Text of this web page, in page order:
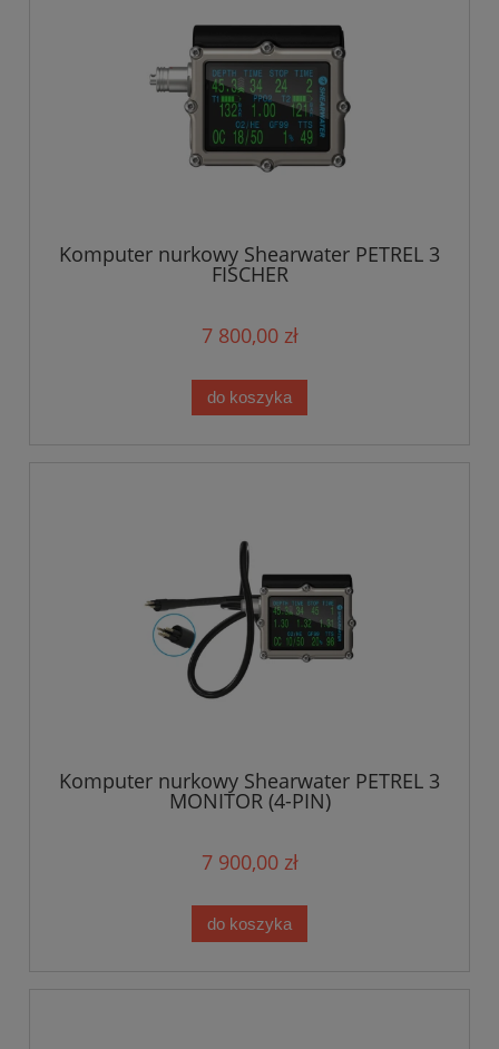
Komputer nurkowy Shearwater PETREL 3
FISCHER
7 800,00 zł
do koszyka
Komputer nurkowy Shearwater PETREL 3
MONITOR (4-PIN)
7 900,00 zł
do koszyka